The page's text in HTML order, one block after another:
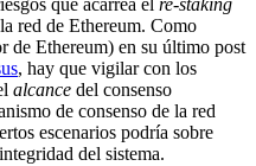
que acarrea el re-staking
red de Ethereum. Como
de Ethereum) en su último post
, hay que vigilar con los
alcance del consenso
de consenso de la red
escenarios podría sobre
del sistema.